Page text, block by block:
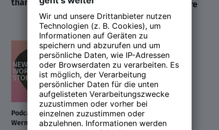
than a job.
Plädoyer für bessere
Menschenführung
Podcast mit Saskia Felicitas
Werner / Business Coach